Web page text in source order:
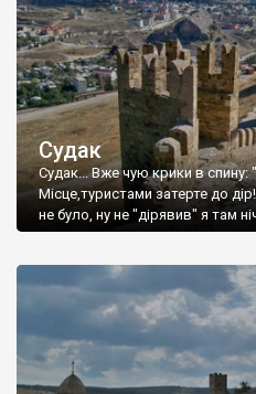
Судак
Судак... Вже чую крики в
Місце,туристами затерте до
не було, ну не "дірявив" я там